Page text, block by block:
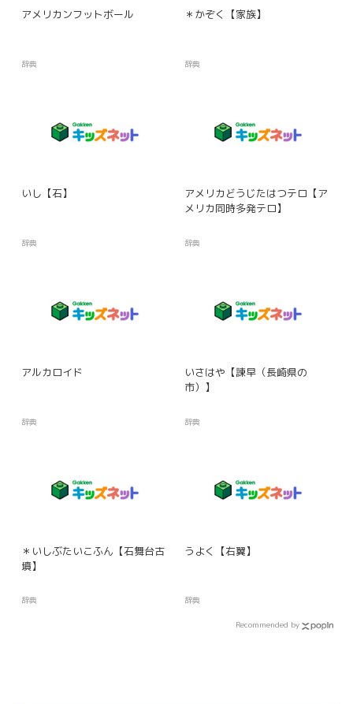
アメリカンフットボール
辞典
＊かぞく【家族】
辞典
いし【石】
辞典
アメリカどうじたはつテロ【ア
メリカ同時多発テロ】
辞典
アルカロイド
辞典
いさはや【諫早（長崎県の
市）】
辞典
＊いしぶたいこふん【石舞台古
墳】
辞典
うよく【右翼】
辞典
Recommended by